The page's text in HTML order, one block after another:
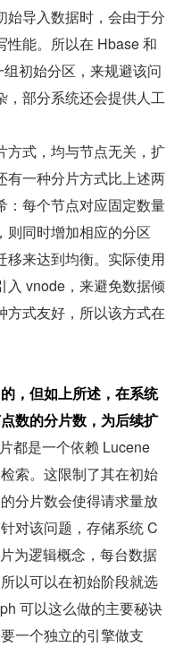
始导入数据时，会由于分
性能。所以在 Hbase 和
初始分区，来规避该问
，部分系统还会提供人工
方式，均与节点无关，扩
有一种分片方式比上述两
每个节点对应固定数量
则同时增加相应的分区
移来达到均衡。实际使用
入 vnode，来避免数据倾
方式友好，所以该方式在
，但如上所述，在系统
数的分片数，为后续扩
都是一个依赖 Lucene
索。这限制了其在初始
分片数会使得请求量放
对该问题，存储系统 C
为逻辑概念，每台数据
以可以在初始阶段就选
可以这么做的主要秘诀
一个独立的引擎做支